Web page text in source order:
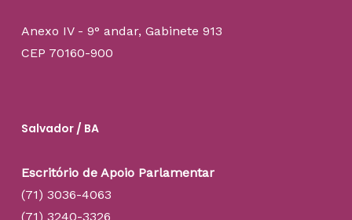
Anexo IV - 9° andar, Gabinete 913
CEP 70160-900
Salvador / BA
Escritório de Apoio Parlamentar
(71) 3036-4063
(71) 3240-3326